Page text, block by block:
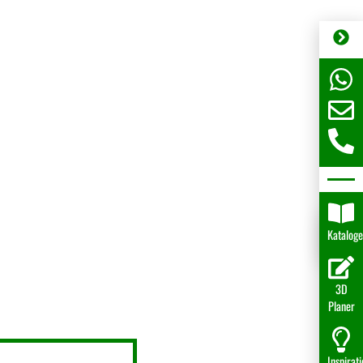
Kataloge
3D
Planer